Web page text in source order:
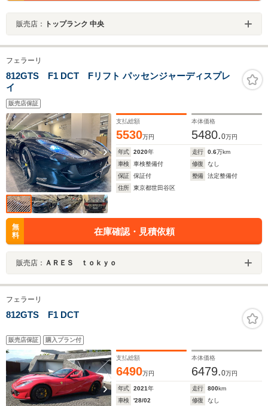
販売店： トップランク 中央
フェラーリ
812GTS F1 DCT Fリフト パッセンジャーディスプレ
イ
販売店保証
支払総額
5530万円
本体価格
5480.0万円
年式 2020年 走行 0.6万km
車検
車検整備付 修復
なし
保証
保証付 整備
法定整備付
住所
東京都世田谷区
無
料
在庫確認・見積依頼
販売店： ＡＲＥＳ ｔｏｋｙｏ
フェラーリ
812GTS F1 DCT
販売店保証 購入プラン付
支払総額
6490万円
本体価格
6479.0万円
年式 2021年 走行 800km
車検
'28/02 修復
なし